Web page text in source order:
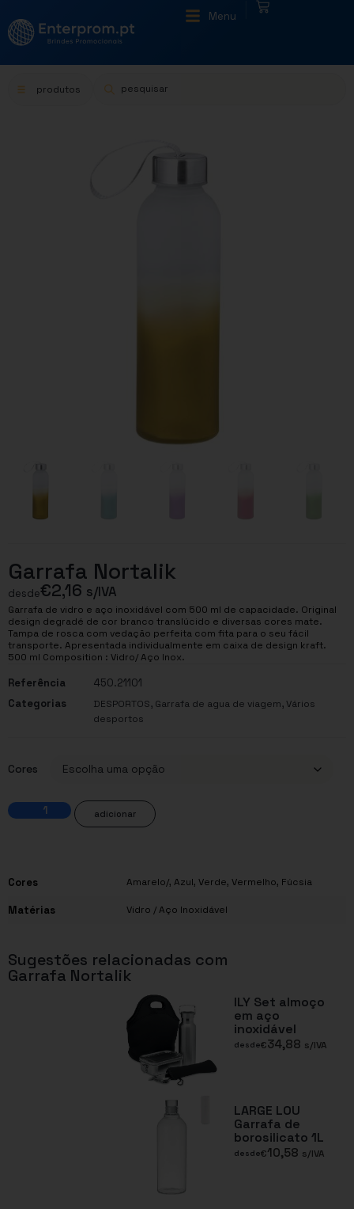
Menu
produtos
Garrafa Nortalik
desde€2,16 s/IVA
Garrafa de vidro e aço inoxidável com 500 ml de capacidade. Original
design degradé de cor branco translúcido e diversas cores mate.
Tampa de rosca com vedação perfeita com fita para o seu fácil
transporte. Apresentada individualmente em caixa de design kraft.
500 ml Composition : Vidro/ Aço Inox.
Referência
450.21101
Categorias
DESPORTOS, Garrafa de agua de viagem,Vários
desportos
Cores
adicionar
Cores Amarelo/, Azul, Verde, Vermelho, Fúcsia
Matérias Vidro / Aço Inoxidável
Sugestões relacionadas com
Garrafa Nortalik
ILY Set almoço
em aço
inoxidável
desde€34,88 s/IVA
LARGE LOU
Garrafa de
borosilicato 1L
desde€10,58 s/IVA